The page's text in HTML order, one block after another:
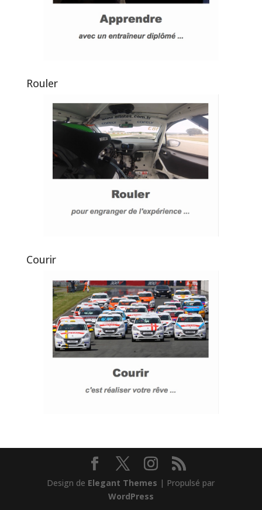
Rouler
Courir
Design de Elegant Themes | Propulsé par
WordPress